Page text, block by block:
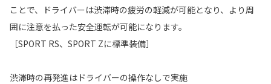
ことで、ドライバーは渋滞時の疲労の軽減が可能となり、より周
囲に注意を払った安全運転が可能になります。
［SPORT RS、SPORT Zに標準装備］
渋滞時の再発進はドライバーの操作なしで実施